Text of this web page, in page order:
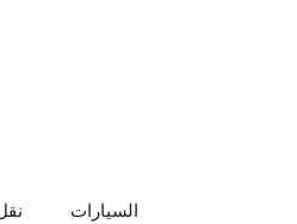
السيارات